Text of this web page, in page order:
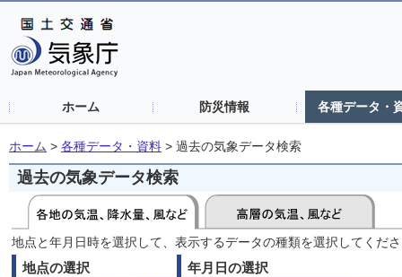
ホーム 防災情報 各種データ・
ホーム > 各種データ・資料 > 過去の気象データ検索
過去の気象データ検索
地点と年月日時を選択して、表示するデータの種類を選択してくだ
地点の選択 年月日の選択